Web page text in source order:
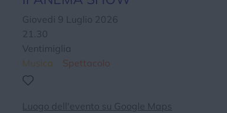
Chi siamoPrivacy e Cookie
Giovedi 9 Luglio 2026
21.30
Ventimiglia
Musica Spettacolo
Luogo dell'evento su Google Maps